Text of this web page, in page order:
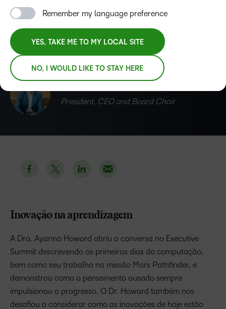
como podemos inovar tanto nas ferramentas que usamos
aprendizagem para construir mais alegria esteve sempre
em destaque.
President, CEO and Board Chair
Inovação na aprendizagem
A Dra. Ayanna Howard abriu a conversa no Executive
Summit descrevendo os primeiros dias da computação,
bem como seu trabalho na missão Mars Pathfinder, e
demonstrou como o pensamento ousado sempre
impulsionou o progresso. O Dr. Howard também nos
desafiou a considerar como as inovações de hoje estão
Remember my language preference
YES, TAKE ME TO MY LOCAL SITE
NO, I WOULD LIKE TO STAY HERE